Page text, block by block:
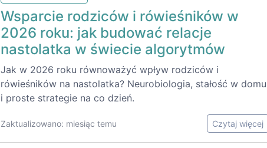
Wsparcie rodziców i rówieśników w
2026 roku: jak budować relacje
nastolatka w świecie algorytmów
Jak w 2026 roku równoważyć wpływ rodziców i
rówieśników na nastolatka? Neurobiologia, stałość w domu
i proste strategie na co dzień.
Zaktualizowano: miesiąc temu Czytaj więcej